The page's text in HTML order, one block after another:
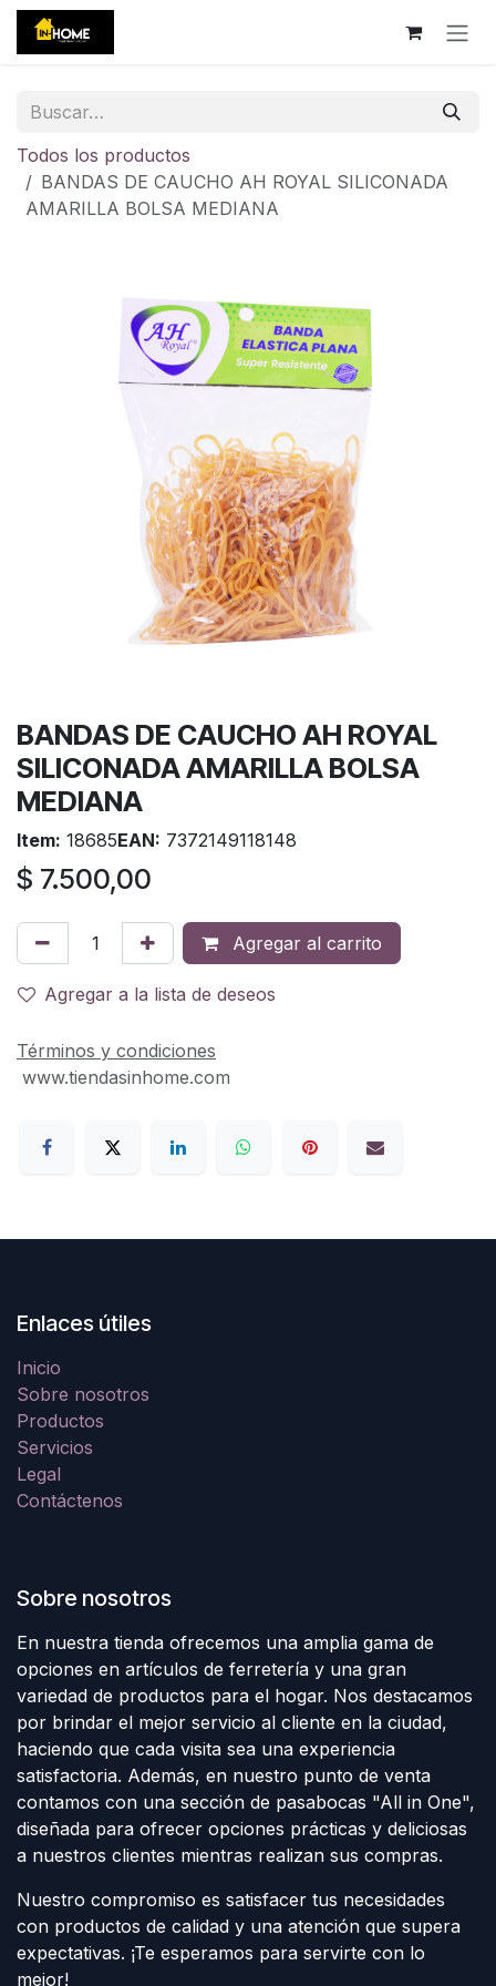
Ir al contenido
Todos los productos
BANDAS DE CAUCHO AH ROYAL SILICONADA
AMARILLA BOLSA MEDIANA
BANDAS DE CAUCHO AH ROYAL
SILICONADA AMARILLA BOLSA
MEDIANA
Item: 18685EAN: 7372149118148
$ 7.500,00
Agregar al carrito
Agregar a la lista de deseos
Términos y condiciones
www.tiendasinhome.com
Enlaces útiles
Inicio
Sobre nosotros
Productos
Servicios
Legal
Contáctenos
Sobre nosotros
En nuestra tienda ofrecemos una amplia gama de
opciones en artículos de ferretería y una gran
variedad de productos para el hogar. Nos destacamos
por brindar el mejor servicio al cliente en la ciudad,
haciendo que cada visita sea una experiencia
satisfactoria. Además, en nuestro punto de venta
contamos con una sección de pasabocas "All in One",
diseñada para ofrecer opciones prácticas y deliciosas
a nuestros clientes mientras realizan sus compras.
Nuestro compromiso es satisfacer tus necesidades
con productos de calidad y una atención que supera
expectativas. ¡Te esperamos para servirte con lo
mejor!